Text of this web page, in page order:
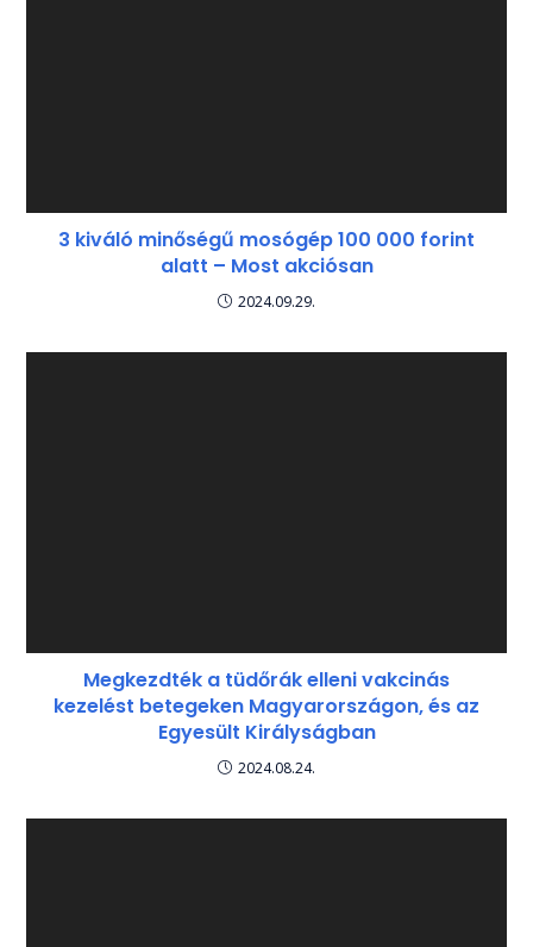
3 kiváló minőségű mosógép 100 000 forint
alatt – Most akciósan
2024.09.29.
Megkezdték a tüdőrák elleni vakcinás
kezelést betegeken Magyarországon, és az
Egyesült Királyságban
2024.08.24.